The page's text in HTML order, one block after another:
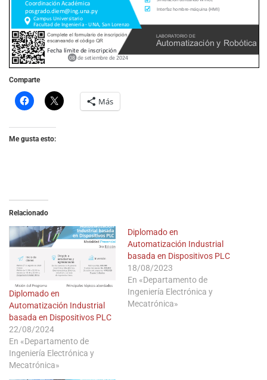
Comparte
Más
Me gusta esto:
Relacionado
Diplomado en
Automatización Industrial
basada en Dispositivos PLC
22/08/2024
En «Departamento de
Ingeniería Electrónica y
Mecatrónica»
Diplomado en
Automatización Industrial
basada en Dispositivos PLC
18/08/2023
En «Departamento de
Ingeniería Electrónica y
Mecatrónica»